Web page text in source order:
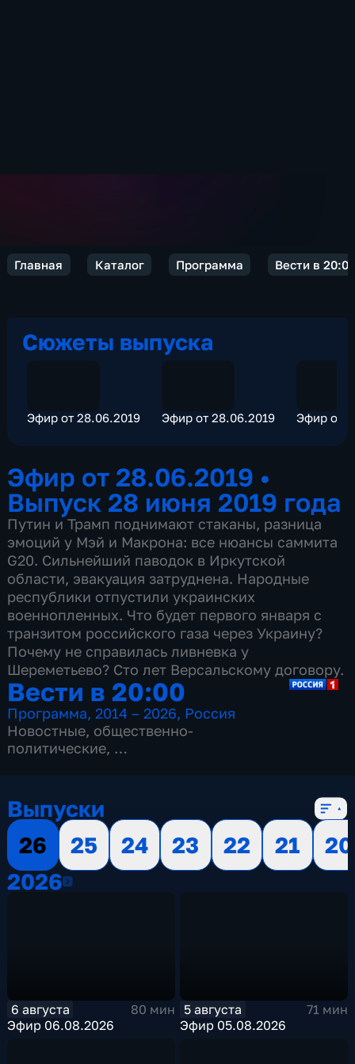
Главная Каталог Программа Вести в 20:00
Сюжеты выпуска
Эфир от 28.06.2019 Эфир от 28.06.2019 Эфир от
Эфир от 28.06.2019 •
Выпуск 28 июня 2019 года
Путин и Трамп поднимают стаканы, разница
эмоций у Мэй и Макрона: все нюансы саммита
G20. Сильнейший паводок в Иркутской
области, эвакуация затруднена. Народные
республики отпустили украинских
военнопленных. Что будет первого января с
транзитом российского газа через Украину?
Почему не справилась ливневка у
Шереметьево? Сто лет Версальскому договору.
Вести в 20:00
Программа,2014 – 2026, Россия
Новостные, общественно-
политические,
Выпуски
26
25 24 23 22 21
20
20262026
6 августа
80 мин
Эфир 06.08.2026
5 августа
71 мин
Эфир 05.08.2026